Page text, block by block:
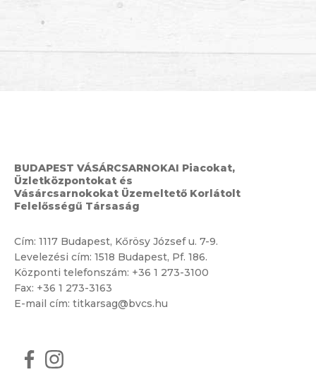
BUDAPEST VÁSÁRCSARNOKAI Piacokat,
Üzletközpontokat és
Vásárcsarnokokat Üzemeltető Korlátolt
Felelősségű Társaság
Cím: 1117 Budapest, Kőrösy József u. 7-9.
Levelezési cím: 1518 Budapest, Pf. 186.
Központi telefonszám: +36 1 273-3100
Fax: +36 1 273-3163
E-mail cím: titkarsag@bvcs.hu